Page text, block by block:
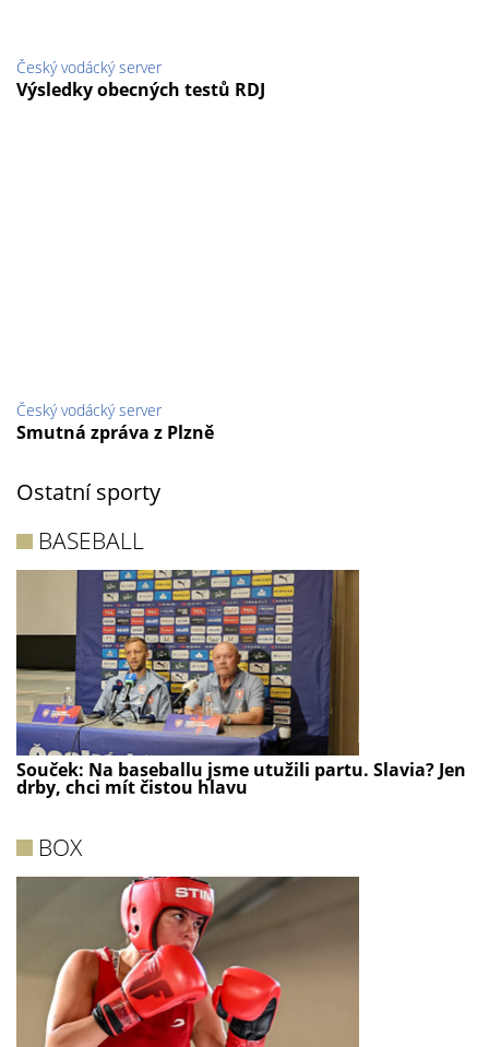
Český vodácký server
Výsledky obecných testů RDJ
Český vodácký server
Smutná zpráva z Plzně
Ostatní sporty
BASEBALL
Souček: Na baseballu jsme utužili partu. Slavia? Jen
drby, chci mít čistou hlavu
BOX